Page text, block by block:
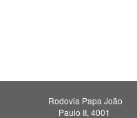
Rodovia Papa João
Paulo II, 4001